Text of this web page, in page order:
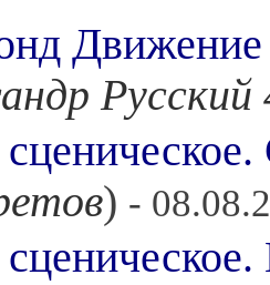
Движение
Русский
) -